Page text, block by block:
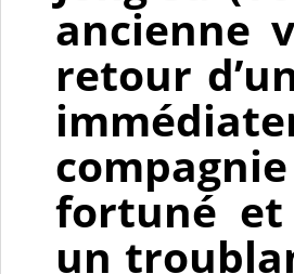
ancienne
retour
fortuné et
un